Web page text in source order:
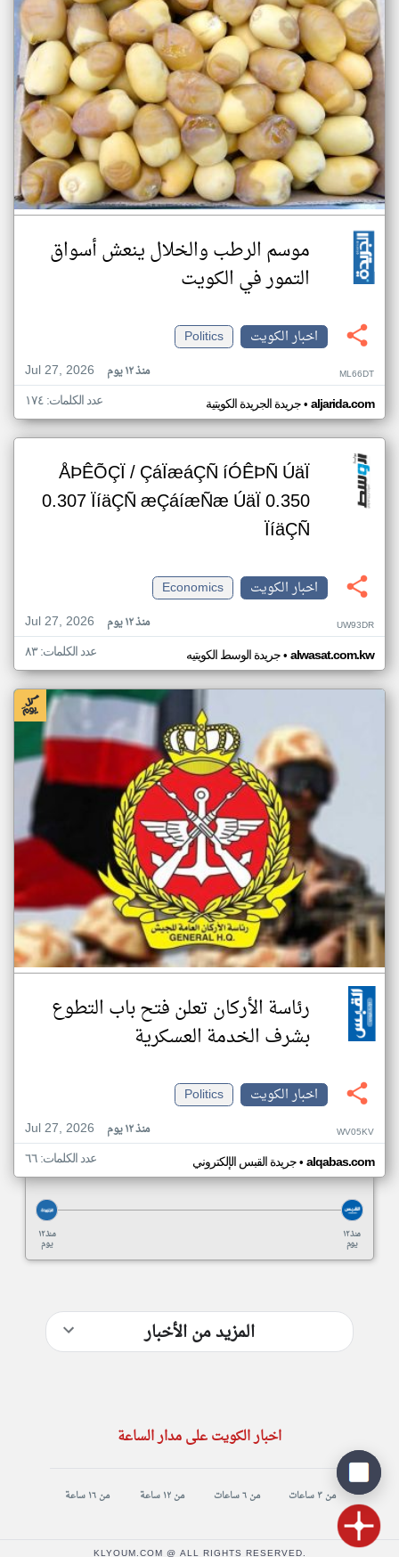
موسم الرطب والخلال ينعش أسواق
التمور في الكويت
اخبار الكويت
Politics
Jul 27, 2026
منذ ١٢ يوم ML66DT
جريدة الجريدة الكويتية• aljarida.com عدد الكلمات: ١٧٤
ÅÞÊÕÇÏ / ÇáÏæáÇÑ íÓÊÞÑ ÚäÏ
0.307 ÏíäÇÑ æÇáíæÑæ ÚäÏ 0.350
ÏíäÇÑ
اخبار الكويت
Economics
Jul 27, 2026
منذ ١٢ يوم UW93DR
جريدة الوسط الكويتيه• alwasat.com.kw عدد الكلمات: ٨٣
رئاسة الأركان تعلن فتح باب التطوع
بشرف الخدمة العسكرية
اخبار الكويت
Politics
Jul 27, 2026
منذ ١٢ يوم WV05KV
جريدة القبس الإلكتروني• alqabas.com عدد الكلمات: ٦٦
منذ ١٢
يوم
منذ ١٢
يوم
المزيد من الأخبار
اخبار الكويت على مدار الساعة
من ٣ ساعات من ٦ ساعات من ١٢ ساعة من ١٦ ساعة